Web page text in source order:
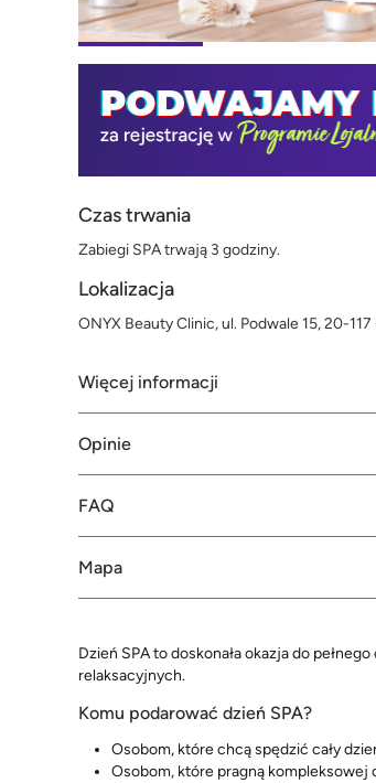
Czas trwania
Zabiegi SPA trwają 3 godziny.
Lokalizacja
ONYX Beauty Clinic, ul. Podwale 15, 20-
Więcej informacji
Opinie
FAQ
Mapa
Dzień SPA to doskonała okazja do
relaksacyjnych.
Komu podarować dzień SPA?
Osobom, które chcą spędzić cały
Osobom, które pragną kompleksowej